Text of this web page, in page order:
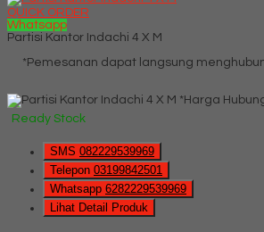
QUICK ORDER
Whatsapp
Partisi Kantor Indachi 4 X M
*Pemesanan dapat langsung
*Harga
Ready Stock
SMS 082229539969
Telepon 03199842501
Whatsapp 6282229539969
Lihat Detail Produk